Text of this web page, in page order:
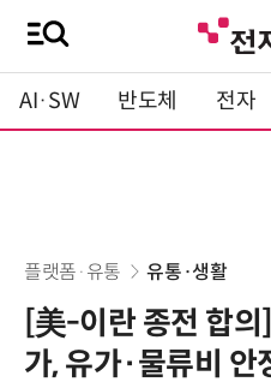
AI·SW 반도체 전자
플랫폼·유통 유통·생활
[美-이란 종전 합
가, 유가·물류비 안